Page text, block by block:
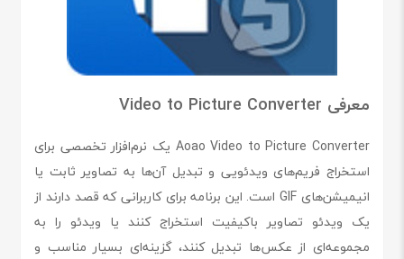
معرفی Video to Picture Converter
Aoao Video to Picture Converter یک نرم‌افزار تخصصی برای
استخراج فریم‌های ویدئویی و تبدیل آن‌ها به تصاویر ثابت یا
انیمیشن‌های GIF است. این برنامه برای کاربرانی که قصد دارند از
یک ویدئو تصاویر باکیفیت استخراج کنند یا ویدئو را به
مجموعه‌ای از عکس‌ها تبدیل کنند، گزینه‌ای بسیار مناسب و